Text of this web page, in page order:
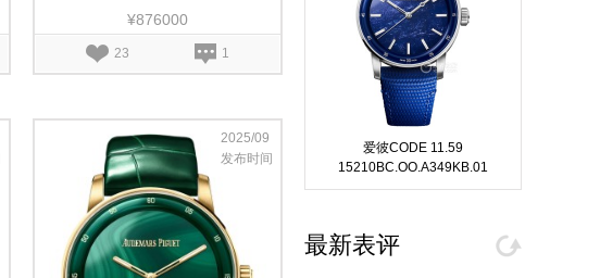
¥876000
23 1
2025/09
发布时间
爱彼CODE 11.59
15210BC.OO.A349KB.01
最新表评